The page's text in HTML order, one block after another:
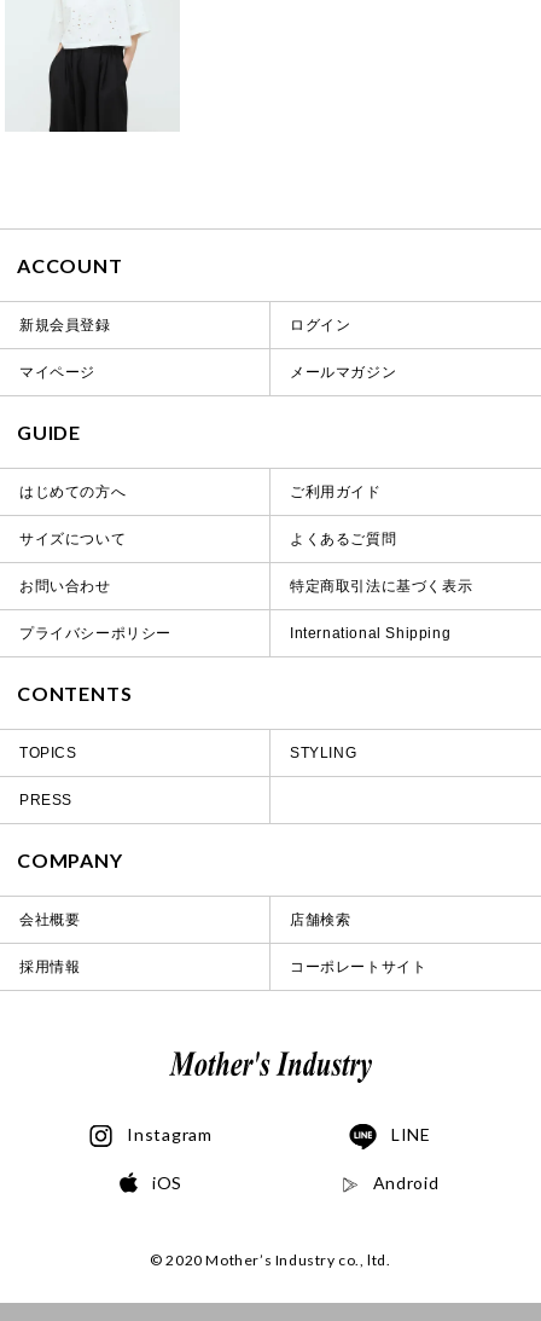
ACCOUNT
新規会員登録 ログイン
マイページ メールマガジン
GUIDE
はじめての方へ ご利用ガイド
サイズについて よくあるご質問
お問い合わせ 特定商取引法に基づく表示
プライバシーポリシー International Shipping
CONTENTS
TOPICS STYLING
PRESS
COMPANY
会社概要 店舗検索
採用情報 コーポレートサイト
Instagram LINE
iOS Android
© 2020 Mother’s Industry co., ltd.